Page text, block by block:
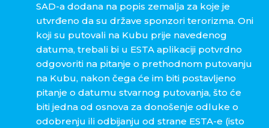
SAD-a dodana na popis zemalja za koje je
utvrđeno da su države sponzori terorizma. Oni
koji su putovali na Kubu prije navedenog
datuma, trebali bi u ESTA aplikaciji potvrdno
odgovoriti na pitanje o prethodnom putovanju
na Kubu, nakon čega će im biti postavljeno
pitanje o datumu stvarnog putovanja, što će
biti jedna od osnova za donošenje odluke o
odobrenju ili odbijanju od strane ESTA-e (isto